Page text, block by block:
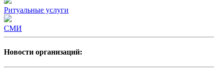
Ритуальные услуги
СМИ
Новости организаций: